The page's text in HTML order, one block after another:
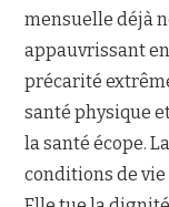
mensuelle déjà
appauvrissant
précarité
santé physique
la santé écope.
conditions de